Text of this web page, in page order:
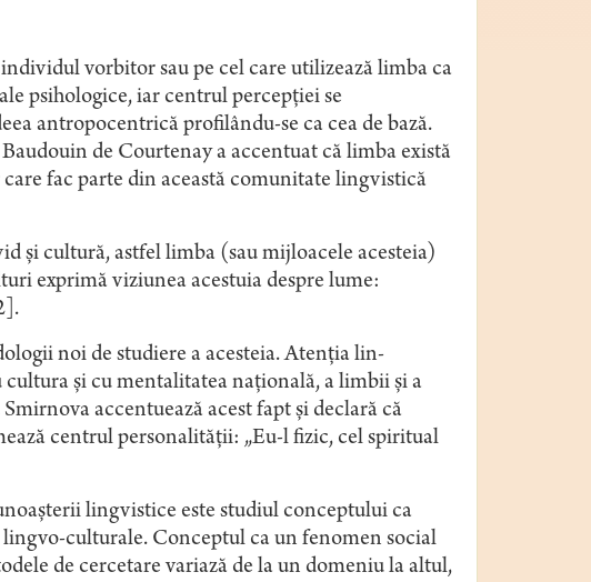
vorbitor sau pe cel care utilizează limba ca
psihologice, iar centrul percepţiei se
antropocentrică profilându-se ca cea de bază.
de Courtenay a accentuat că limba există
fac parte din această comunitate lingvistică
şi cultură, astfel limba (sau mijloacele acesteia)
exprimă viziunea acestuia despre lume:
noi de studiere a acesteia. Atenţia lin-
şi cu mentalitatea naţională, a limbii şi a
accentuează acest fapt şi declară că
centrul personalităţii: „Eu-l fizic, cel spiritual
lingvistice este studiul conceptului ca
culturale. Conceptul ca un fenomen social
de cercetare variază de la un domeniu la altul,